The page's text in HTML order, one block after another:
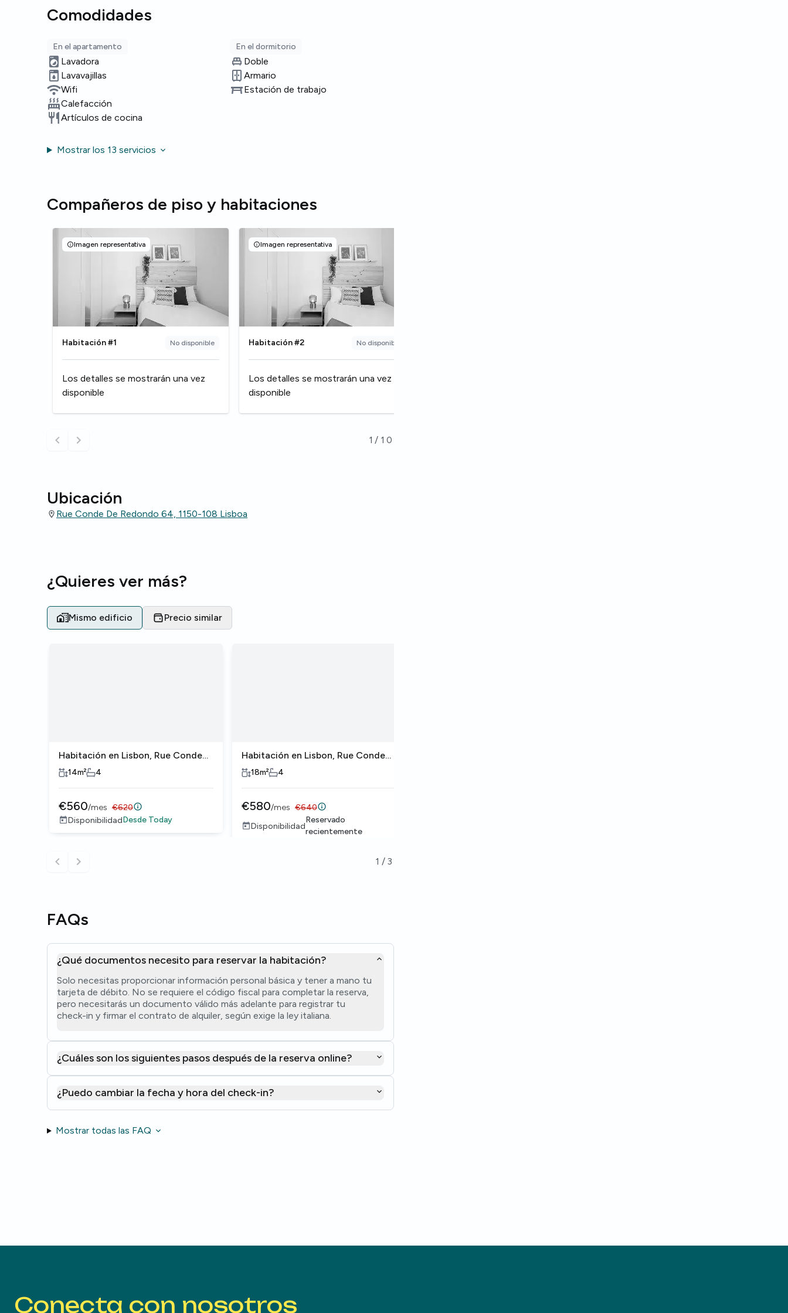
Comodidades
En el apartamento
Lavadora
Lavavajillas
Wifi
Calefacción
Artículos de cocina
En el dormitorio
Doble
Armario
Estación de trabajo
Mostrar los 13 servicios
Compañeros de piso y habitaciones
Imagen representativa
Habitación #1 No disponible
Los detalles se mostrarán una vez
disponible
Imagen representativa
Habitación #2 No disponible
Los detalles se mostrarán una vez
disponible
1/ 10
Ubicación
Rue Conde De Redondo 64, 1150-108 Lisboa
¿Quieres ver más?
Mismo edificio Precio similar
Habitación en Lisbon, Rue Conde
de Redondo
14m² 4
€560/mes €620
DisponibilidadDesde Today
Habitación en Lisbon, Rue Conde
de Redondo
18m² 4
€580/mes €640
Disponibilidad
Reservado
recientemente
1 / 3
FAQs
¿Qué documentos necesito para reservar la habitación?
Solo necesitas proporcionar información personal básica y tener a mano tu
tarjeta de débito. No se requiere el código fiscal para completar la reserva,
pero necesitarás un documento válido más adelante para registrar tu
check-in y firmar el contrato de alquiler, según exige la ley italiana.
¿Cuáles son los siguientes pasos después de la reserva online?
¿Puedo cambiar la fecha y hora del check-in?
Mostrar todas las FAQ
Conecta con nosotros